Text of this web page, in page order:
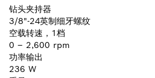
钻头夹持器
3/8"-24英制细牙螺纹
空载转速，1档
0 – 2,600 rpm
功率输出
236 W